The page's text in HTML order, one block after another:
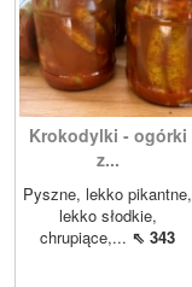
Krokodylki - ogórki
z...
Pyszne, lekko pikantne,
lekko słodkie,
chrupiące,... ⇖ 343